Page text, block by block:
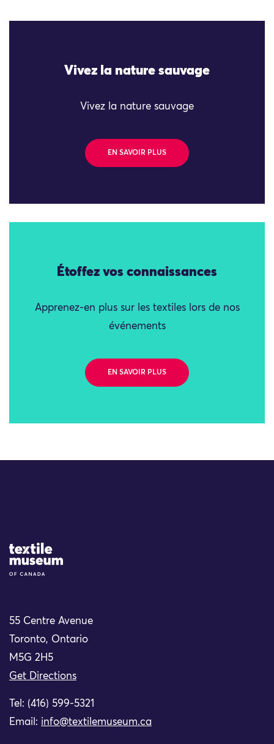
Vivez la nature sauvage
Vivez la nature sauvage
EN SAVOIR PLUS
Étoffez vos connaissances
Apprenez-en plus sur les textiles lors de nos
événements
EN SAVOIR PLUS
Site Logo
55 Centre Avenue
Toronto, Ontario
M5G 2H5
Get Directions
Tel: (416) 599-5321
Email: info@textilemuseum.ca